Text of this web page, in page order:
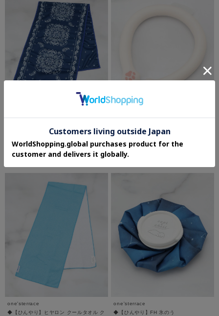
one'sterrace
◆【ひんやり/UV】GH クールタオル
¥924
30%OFF
one'sterrace
【ひんやり】フローズンリング
30%OFF
one'sterrace
◆【ひんやり】ヒヤロン クールタオル ク
one'sterrace
◆【ひんやり】FH 氷のう